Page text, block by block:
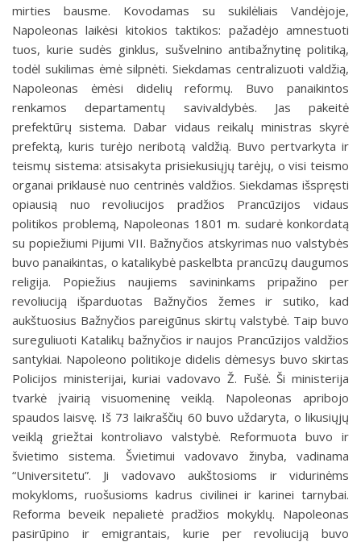
mirties bausme. Kovodamas su sukilė­liais Vandėjoje,
Napoleonas laikėsi kitokios takti­kos: pažadėjo amnestuoti
tuos, kurie sudės gin­klus, sušvelnino antibažnytinę politiką,
todėl suki­limas ėmė silpnėti. Siekdamas centralizuoti val­džią,
Napoleonas ėmėsi didelių reformų. Buvo pa­naikintos
renkamos departamentų savivaldybės. Jas pakeitė
prefektūrų sistema. Dabar vidaus rei­kalų ministras skyrė
prefektą, kuris turėjo neribo­tą valdžią. Buvo pertvarkyta ir
teismų sistema: at­sisakyta prisiekusiųjų tarėjų, o visi teismo
organai priklausė nuo centrinės valdžios. Siekdamas iš­spręsti
opiausią nuo revoliucijos pradžios Prancū­zijos vidaus
politikos problemą, Napoleonas 1801 m. sudarė konkordatą
su popiežiumi Pijumi VII. Bažnyčios atskyrimas nuo valstybės
buvo panai­kintas, o katalikybė paskelbta prancūzų daugumos
religija. Popiežius naujiems savininkams pripaži­no per
revoliuciją išparduotas Bažnyčios žemes ir sutiko, kad
aukštuosius Bažnyčios pareigūnus skirtų valstybė. Taip buvo
sureguliuoti Katalikų bažnyčios ir naujos Prancūzi­jos valdžios
santykiai. Napoleono politikoje didelis dėmesys buvo skirtas
Policijos ministerijai, ku­riai vadovavo Ž. Fušė. Ši ministerija
tvarkė įvairią visuomeninę veiklą. Napo­leonas apribojo
spaudos laisvę. Iš 73 laikraščių 60 buvo uždaryta, o likusiųjų
veiklą griežtai kontroliavo valstybė. Reformuota buvo ir
švietimo sistema. Švietimui vadovavo žinyba, vadinama
“Universitetu”. Ji vadovavo aukštosioms ir vidurinėms
mokykloms, ruošu­sioms kadrus civilinei ir karinei tarnybai.
Reforma beveik nepalietė pradžios mokyklų. Napoleonas
pasirūpino ir emigrantais, kurie per revoliuciją buvo